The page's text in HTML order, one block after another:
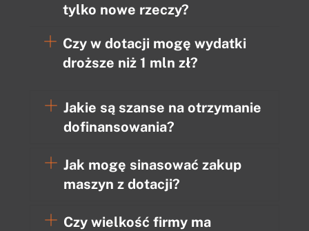
tylko nowe rzeczy?
Czy w dotacji mogę wydatki
droższe niż 1 mln zł?
Jakie są szanse na otrzymanie
dofinansowania?
Jak mogę sinasować zakup
maszyn z dotacji?
Czy wielkość firmy ma